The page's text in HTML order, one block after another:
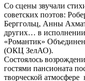
Со сцены звучали
советских поэтов:
Берггольц, Анны
других… в исполнении
«Романтик»
(ОКЦ ЗелАО).
Состоялось
гостями пансионата
творческой атмосфере